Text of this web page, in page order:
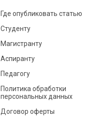
Где опубликовать статью
Студенту
Магистранту
Аспиранту
Педагогу
Политика обработки
персональных данных
Договор оферты